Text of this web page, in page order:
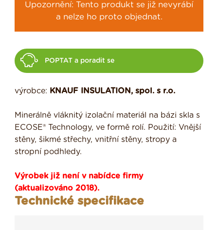
Upozornění: Tento produkt se již nevyrábí
a nelze ho proto objednat.
POPTAT a poradit se
výrobce: KNAUF INSULATION, spol. s r.o.
Minerálně vláknitý izolační materiál na bázi skla s
ECOSE® Technology, ve formě rolí. Použití: Vnější
stěny, šikmé střechy, vnitřní stěny, stropy a
stropní podhledy.
Výrobek již není v nabídce firmy
(aktualizováno 2018).
Technické specifikace